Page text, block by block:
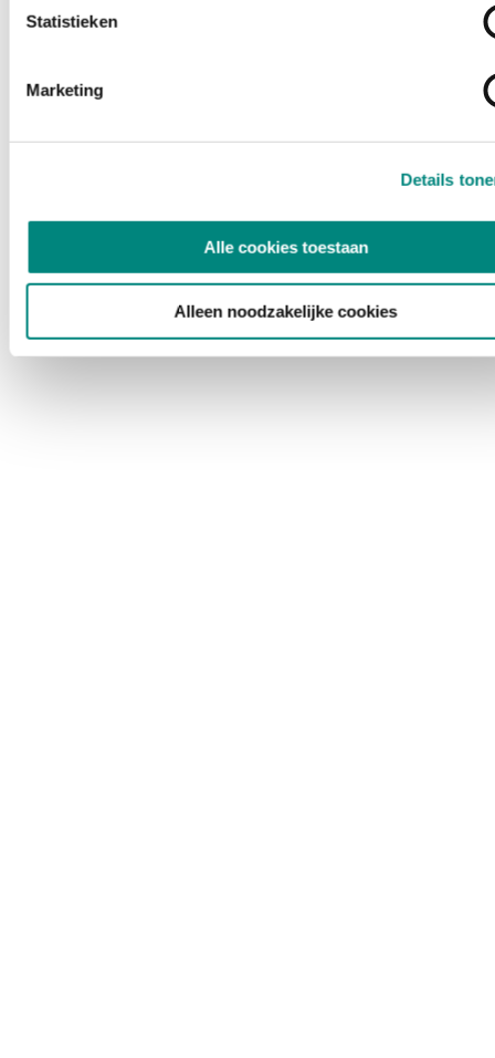
Statistieken
Marketing
Details
Alle cookies toestaan
Alleen noodzakelijke cookies